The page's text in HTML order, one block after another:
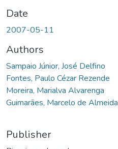
Date
2007-05-11
Authors
Sampaio Júnior, José Delfino
Fontes, Paulo Cézar Rezende
Moreira, Marialva Alvarenga
Guimarães, Marcelo de Almeida
Publisher